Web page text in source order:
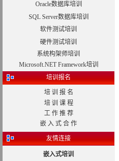
Oracle数据库培训
SQL Server数据库培训
软件测试培训
硬件测试培训
系统构架师培训
Microsoft.NET Framework培训
培训报名
培 训 报 名
培 训 课 程
工 作 推 荐
嵌 入 式 合 作
友情连接
嵌入式培训